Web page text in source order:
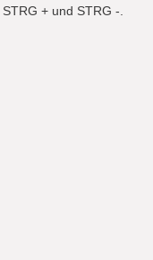
+ und STRG -.